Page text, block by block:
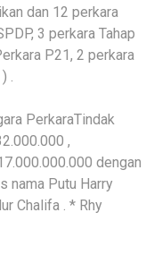
dan 12 perkara
3 perkara Tahap
P21, 2 perkara
PerkaraTindak
,
dengan
nama Putu Harry
Chalifa . * Rhy